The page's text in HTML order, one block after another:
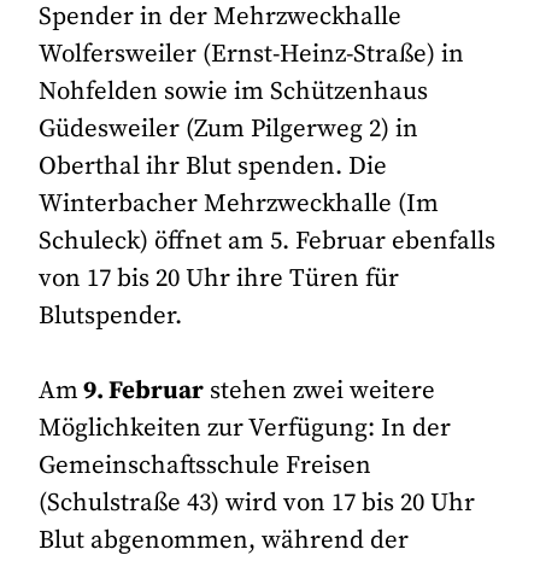
Spender in der Mehrzweckhalle
Wolfersweiler (Ernst-Heinz-Straße) in
Nohfelden sowie im Schützenhaus
Güdesweiler (Zum Pilgerweg 2) in
Oberthal ihr Blut spenden. Die
Winterbacher Mehrzweckhalle (Im
Schuleck) öffnet am 5. Februar ebenfalls
von 17 bis 20 Uhr ihre Türen für
Blutspender.
Am9. Februar stehen zwei weitere
Möglichkeiten zur Verfügung: In der
Gemeinschaftsschule Freisen
(Schulstraße 43) wird von 17 bis 20 Uhr
Blut abgenommen, während der